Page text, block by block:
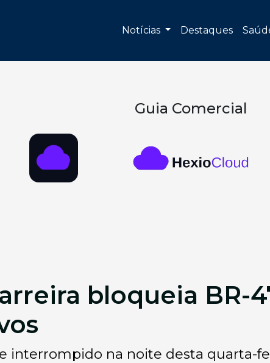
Notícias Destaques
Guia Comercial
bloqueia BR-
interrompido na noite desta quarta-